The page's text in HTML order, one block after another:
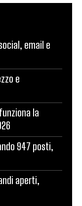
email e
e
la
947 posti,
aperti,